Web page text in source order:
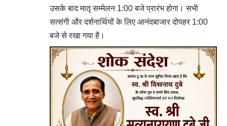
उसके बाद मातृ सम्मेलन 1:00 बजे प्रारंभ होगा। सभी
सत्संगी और दर्शनार्थियों के लिए आनंदबाजार दोपहर 1:00
बजे से रखा गया है।